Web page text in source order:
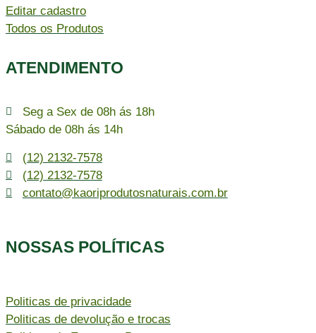
Editar cadastro
Todos os Produtos
ATENDIMENTO
Seg a Sex de 08h ás 18h
Sábado de 08h ás 14h
(12) 2132-7578
(12) 2132-7578
contato@kaoriprodutosnaturais.com.br
NOSSAS POLÍTICAS
Politicas de privacidade
Politicas de devolução e trocas